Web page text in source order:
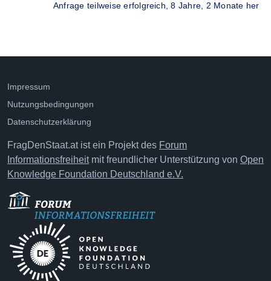
Anfrage teilweise erfolgreich,8 Jahre, 2 Monate her
Impressum
Nutzungsbedingungen
Datenschutzerklärung
FragDenStaat.at ist ein Projekt des Forum
Informationsfreiheitmit freundlicher Unterstützung von Open
Knowledge Foundation Deutschland e.V.